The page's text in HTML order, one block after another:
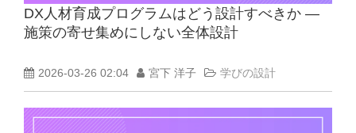
DX人材育成プログラムはどう設計すべきか ―
施策の寄せ集めにしない全体設計
2026-03-26 02:04 宮下 洋子 学びの設計